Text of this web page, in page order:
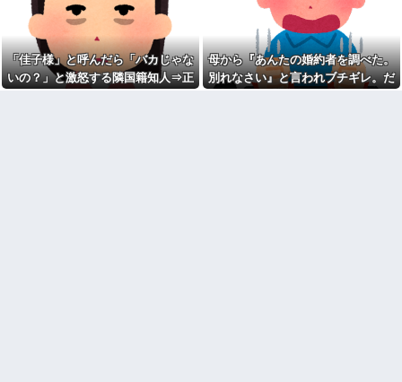
拒否された。タクシーを呼ぶた
めの電話も貸してくれず...
今日は大館まげわっぱに詰め
た弁当。豚ロースの塩こうじ＆
ガーリック焼き
【しまった…】 コトメに追い
任転嫁してきたんだがｗｗｗｗ
クレーマーに「何十万の買い
物をしたと思ってるの！？」と
怒鳴られた。しかし合計は9217
円で…
宅配のにーちゃんが米を配達
「佳子様」と呼んだら「バカじゃな
いの？」と激怒する隣国籍知人⇒正
母から『あんたの婚約者を調べた。
別れなさい』と言われブチギレ。だ